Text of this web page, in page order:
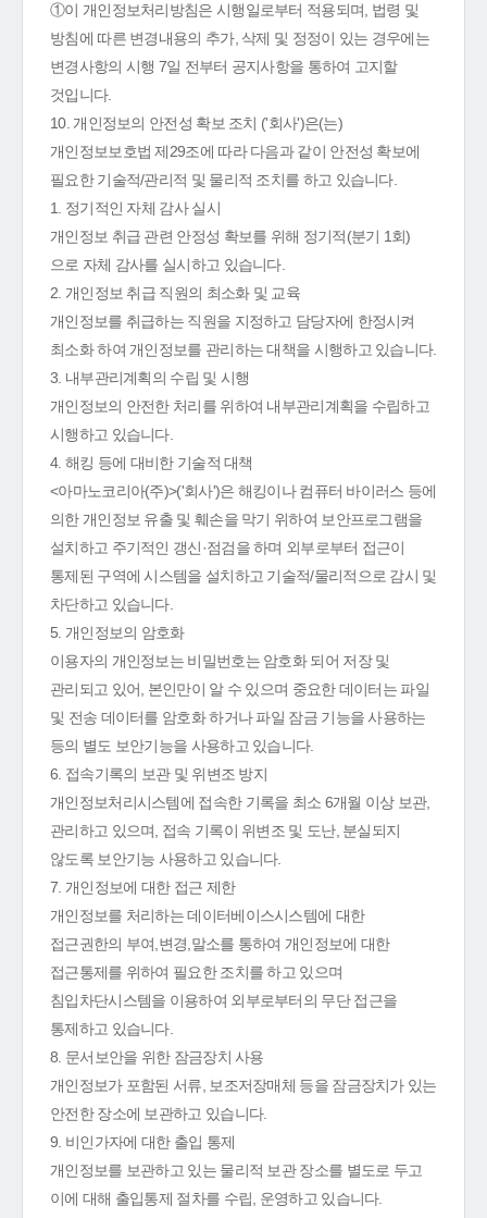
①이 개인정보처리방침은 시행일로부터 적용되며, 법령 및
방침에 따른 변경내용의 추가, 삭제 및 정정이 있는 경우에는
변경사항의 시행 7일 전부터 공지사항을 통하여 고지할
것입니다.
10. 개인정보의 안전성 확보 조치 ('회사')은(는)
개인정보보호법 제29조에 따라 다음과 같이 안전성 확보에
필요한 기술적/관리적 및 물리적 조치를 하고 있습니다.
1. 정기적인 자체 감사 실시
개인정보 취급 관련 안정성 확보를 위해 정기적(분기 1회)
으로 자체 감사를 실시하고 있습니다.
2. 개인정보 취급 직원의 최소화 및 교육
개인정보를 취급하는 직원을 지정하고 담당자에 한정시켜
최소화 하여 개인정보를 관리하는 대책을 시행하고 있습니다.
3. 내부관리계획의 수립 및 시행
개인정보의 안전한 처리를 위하여 내부관리계획을 수립하고
시행하고 있습니다.
4. 해킹 등에 대비한 기술적 대책
<아마노코리아(주)>('회사')은 해킹이나 컴퓨터 바이러스 등에
의한 개인정보 유출 및 훼손을 막기 위하여 보안프로그램을
설치하고 주기적인 갱신·점검을 하며 외부로부터 접근이
통제된 구역에 시스템을 설치하고 기술적/물리적으로 감시 및
차단하고 있습니다.
5. 개인정보의 암호화
이용자의 개인정보는 비밀번호는 암호화 되어 저장 및
관리되고 있어, 본인만이 알 수 있으며 중요한 데이터는 파일
및 전송 데이터를 암호화 하거나 파일 잠금 기능을 사용하는
등의 별도 보안기능을 사용하고 있습니다.
6. 접속기록의 보관 및 위변조 방지
개인정보처리시스템에 접속한 기록을 최소 6개월 이상 보관,
관리하고 있으며, 접속 기록이 위변조 및 도난, 분실되지
않도록 보안기능 사용하고 있습니다.
7. 개인정보에 대한 접근 제한
개인정보를 처리하는 데이터베이스시스템에 대한
접근권한의 부여,변경,말소를 통하여 개인정보에 대한
접근통제를 위하여 필요한 조치를 하고 있으며
침입차단시스템을 이용하여 외부로부터의 무단 접근을
통제하고 있습니다.
8. 문서보안을 위한 잠금장치 사용
개인정보가 포함된 서류, 보조저장매체 등을 잠금장치가 있는
안전한 장소에 보관하고 있습니다.
9. 비인가자에 대한 출입 통제
개인정보를 보관하고 있는 물리적 보관 장소를 별도로 두고
이에 대해 출입통제 절차를 수립, 운영하고 있습니다.